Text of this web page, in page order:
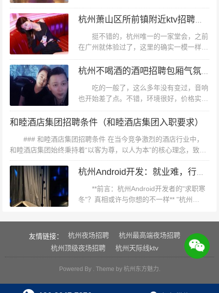
应该是老店的原因吧，阴森森地坐电梯去了楼上。居然是
保安接待的。房间也感觉破了不少了，话筒出音会断断续
续的接触不良？杭州小费高的夜总会招聘酒水促销员,小费
能给多少?
兴而归！团购无数份了，离家近，音响效果
也不错。老妈和小姐妹，我和阿姨姐姐都去
挺不错的，杭州唯一的一家堂会，之前
在广州就体验过了，这里的确实一模一样
的。最喜欢他的自助餐，种类繁多又好吃，
单单是豉油鸡和潮汕牛筋丸粉就吃了2次,设
吃的一般了，这么多年没有变过，音响
也开始差了点。不错，环境很好，价格实
惠，下次还来薄荷环境：皇室派对是杭州很
多公司团建宝藏去处，管饱管嗨，k歌房环
太...
和睦酒店集团招聘条件（和睦酒店集团入职要求）
### 和睦酒店集团招聘条件 在当今竞争激烈的酒店行业中，
和睦酒店集团始终秉持着“以客为尊，以人为本”的核心理念，致力
于为每一位宾客提供卓越的服务体验。为了实现这一愿景，和睦酒
店集团...
**前言：杭州Android开发者的"求职寒
冬"？真相或许与你想的不一样** "杭州
坛和社交媒体...
友情链接：
杭州夜场招聘
杭州最高端夜场招聘
杭州顶级夜场招聘
杭州天际线ktv
Powered By . Theme by 杭州东方魅力.